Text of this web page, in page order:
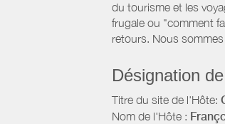
du tourisme et les
frugale ou "comment
retours. Nous
Désignation
Titre du site de l'Hôte:
Nom de l'Hôte :